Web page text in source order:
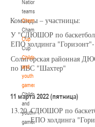
National
teams
Championship
Championship
Cup
Cup
Children
and
youth
games
Children
and
youth
games
IV тур – девушки 2012-2013
Б.Хмельницкого, 118а
III тур – юноши 2010-2011 гг.р.,
Молодечно, ул. Великий
Команды – участницы:
У "СДЮШОР по
ЕПО холдинга "Горизонт"-
Солигорская районная
по ИВС "Шахтер"
11 марта 2022 (пятница)
13.20СДЮШОР по
ЕПО холдинга